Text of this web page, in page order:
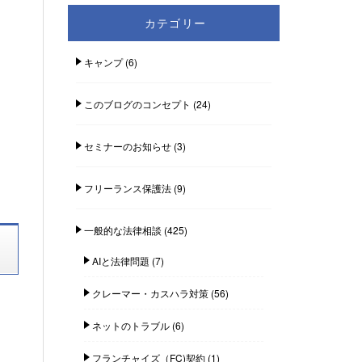
カテゴリー
キャンプ(6)
このブログのコンセプト (24)
セミナーのお知らせ(3)
フリーランス保護法(9)
一般的な法律相談 (425)
AIと法律問題 (7)
クレーマー・カスハラ対策(56)
ネットのトラブル(6)
フランチャイズ（FC)契約(1)